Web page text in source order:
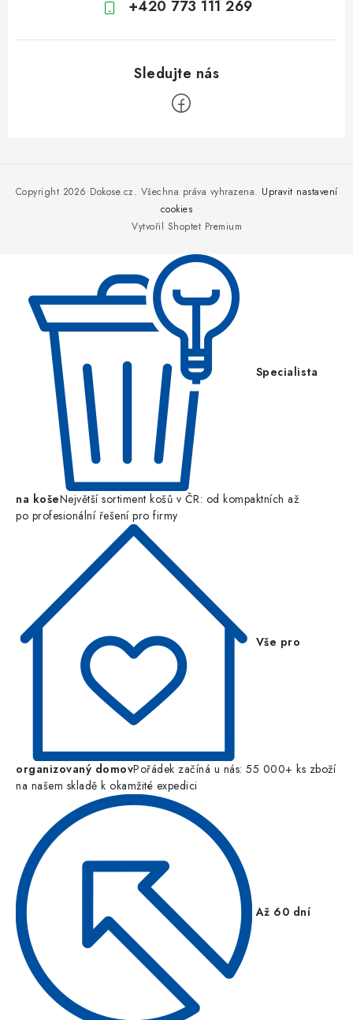
+420 773 111 269
Vytvořil Shoptet Premium
Copyright 2026 Dokose.cz. Všechna práva vyhrazena. Upravit nastavení
cookies
Specialista
na košeNejvětší sortiment košů v ČR: od kompaktních až
po profesionální řešení pro firmy
Vše pro
organizovaný domovPořádek začíná u nás: 55 000+ ks zboží
na našem skladě k okamžité expedici
Až 60 dní